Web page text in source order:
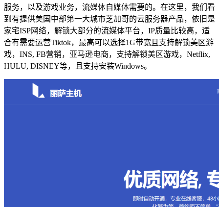
服务，以及游戏业务，流媒体自媒体需要的。在这里，我们看
到有提供美国中部第一大城市芝加哥的云服务器产品，依旧是
家宅ISP网络，解锁大部分的流媒体平台，IP质量比较高，适
合有需要运营Tiktok，最高可以选择1G带宽且支持解锁美区游
戏，INS, FB营销，亚马逊电商，支持解锁美区游戏，Netflix,
HULU, DISNEY等，且支持安装Windows。